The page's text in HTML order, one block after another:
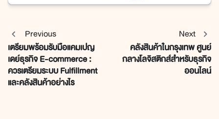
Previous
เตรียมพร้อมรับมือแคมเปญ
เดย์ธุรกิจ E-commerce :
ควรเตรียมระบบ Fulfillment
และคลังสินค้าอย่างไร
Next
คลังสินค้าในกรุงเทพ ศูนย์
กลางโลจิสติกส์สำหรับธุรกิจ
ออนไลน์